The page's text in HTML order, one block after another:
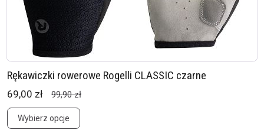
Rękawiczki rowerowe Rogelli CLASSIC czarne
69,00 zł 99,90 zł
Wybierz opcje